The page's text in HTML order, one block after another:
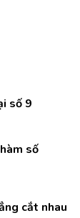
số 9
số
cắt nhau